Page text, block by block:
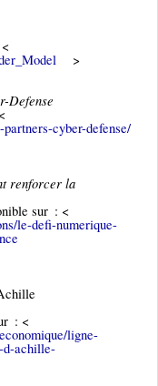
>
Defense
cyber-defense/
renforcer la
sur : <
le-defi-numerique-
: <
ligne-
d-achille-